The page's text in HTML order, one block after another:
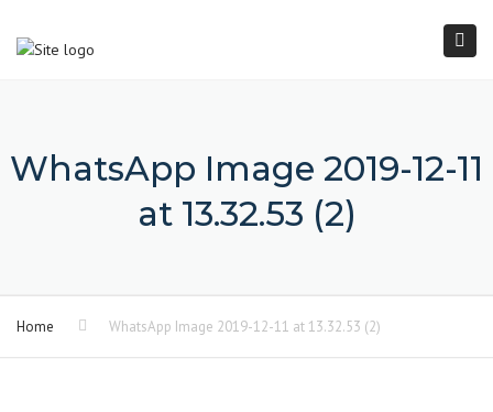
WhatsApp Image 2019-12-11
at 13.32.53 (2)
Home WhatsApp Image 2019-12-11 at 13.32.53 (2)